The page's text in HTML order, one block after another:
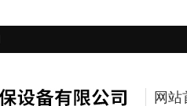
网站